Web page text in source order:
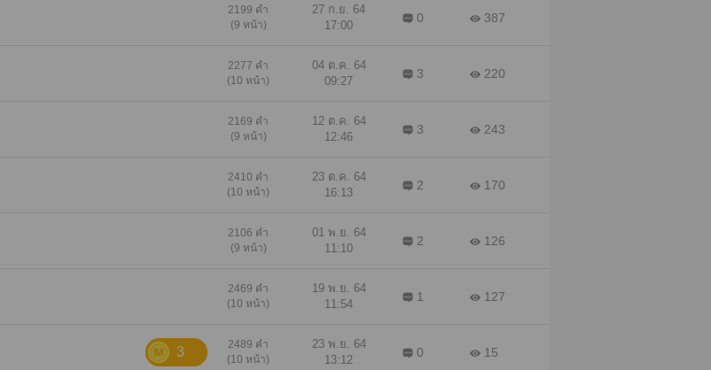
ลึกซึ้ง ขอโทษนะครับขออนุญาตหยาบคายก็แล้วกัน
'พ่อมึงเถอะครับ!' *****คำเตือน***** เนื้อหาในนิยายเล่ม
เหตุผลอะไรในเรื่อง มีแต่คำว่ารัก และพบผู้ชายขี้หวง 1
อัตรา ซี่รี่นี้มีทั้งหมด 3 เล่ม เนื้อเรื่องจบในเล่ม จะอ่าน
2199 คำ
(9 หน้า)
27 ก.ย. 64
17:00
0 387
2277 คำ
(10 หน้า)
04 ต.ค. 64
09:27
3 220
2169 คำ
(9 หน้า)
12 ต.ค. 64
12:46
3 243
2410 คำ
(10 หน้า)
23 ต.ค. 64
16:13
2 170
2106 คำ
(9 หน้า)
01 พ.ย. 64
11:10
2 126
2469 คำ
(10 หน้า)
19 พ.ย. 64
11:54
1 127
3
2489 คำ
(10 หน้า)
23 พ.ย. 64
13:12
0 15